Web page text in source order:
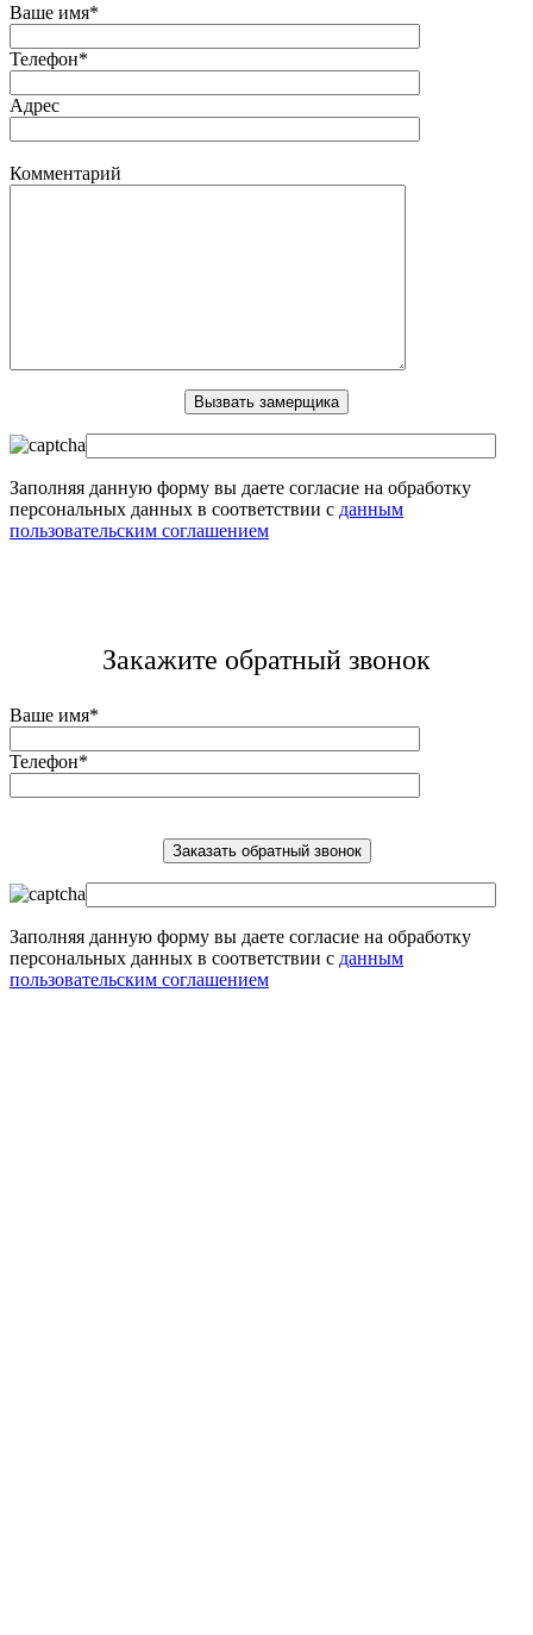
Ваше имя*
Телефон*
Адрес
Комментарий
Заполняя данную форму вы даете согласие на обработку
персональных данных в соответствии с данным
пользовательским соглашением
Закажите обратный звонок
Ваше имя*
Телефон*
Заполняя данную форму вы даете согласие на обработку
персональных данных в соответствии с данным
пользовательским соглашением